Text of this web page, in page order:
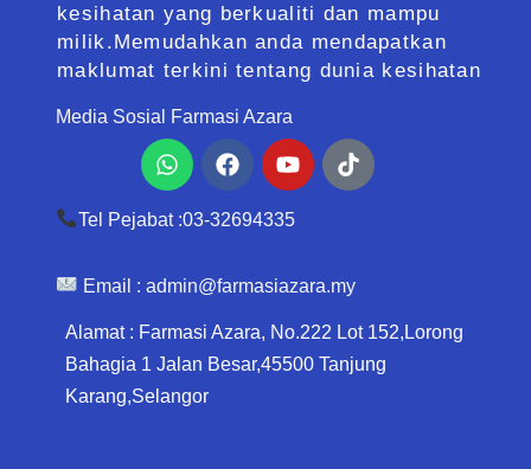
kesihatan yang berkualiti dan mampu
milik.Memudahkan anda mendapatkan
maklumat terkini tentang dunia kesihatan
Media Sosial Farmasi Azara
WhatsappFacebookYoutubeTiktok
Tel Pejabat :03-32694335
Email : admin@farmasiazara.my
Alamat : Farmasi Azara, No.222 Lot 152,Lorong
Bahagia 1 Jalan Besar,45500 Tanjung
Karang,Selangor